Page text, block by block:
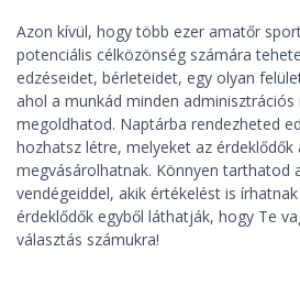
Azon kívül, hogy több ezer amatőr
potenciális célközönség számára
edzéseidet, bérleteidet, egy olyan
ahol a munkád minden adminisztrációs
megoldhatod. Naptárba rendezheted
hozhatsz létre, melyeket az érdeklődők
megvásárolhatnak. Könnyen tarthatod
vendégeiddel, akik értékelést is
érdeklődők egyből láthatják, hogy Te
választás számukra!